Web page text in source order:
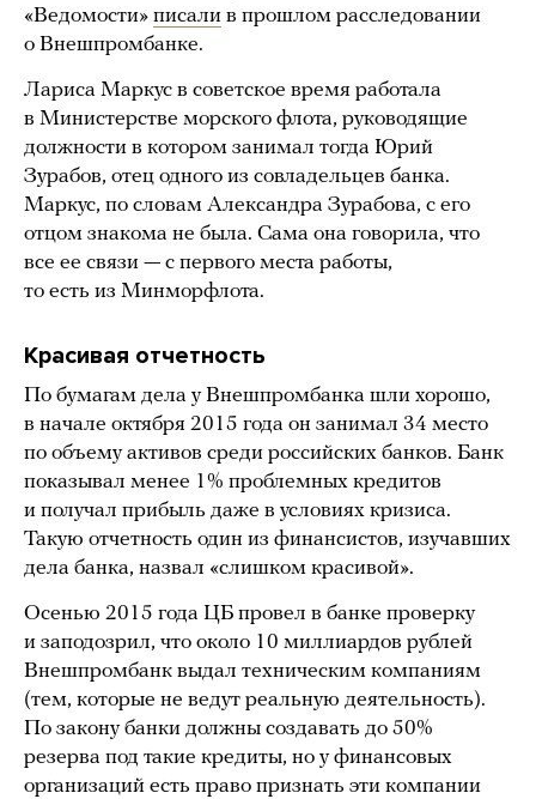
«Ведомости» писали в прошлом расследовании
о Внешпромбанке.
Лариса Маркус в советское время работала
в Министерстве морского флота, руководящие
должности в котором занимал тогда Юрий
Зурабов, отец одного из совладельцев банка.
Маркус, по словам Александра Зурабова, с его
отцом знакома не была. Сама она говорила, что
все ее связи — с первого места работы,
то есть из Минморфлота.
Красивая отчетность
По бумагам дела у Внешпромбанка шли хорошо,
в начале октября 2015 года он занимал 34 место
по объему активов среди российских банков. Банк
показывал менее 1% проблемных кредитов
и получал прибыль даже в условиях кризиса.
Такую отчетность один из финансистов, изучавших
дела банка, назвал «слишком красивой».
Осенью 2015 года ЦБ провел в банке проверку
и заподозрил, что около 10 миллиардов рублей
Внешпромбанк выдал техническим компаниям
(тем, которые не ведут реальную деятельность).
По закону банки должны создавать до 50%
резерва под такие кредиты, но у финансовых
организаций есть право признать эти компании